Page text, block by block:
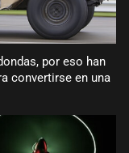
por eso han
convertirse en una